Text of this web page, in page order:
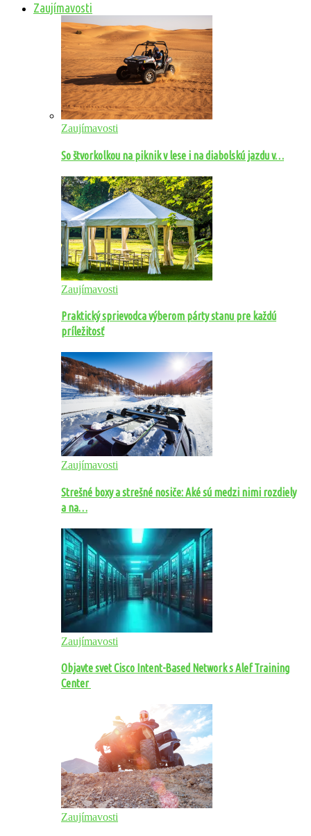
Zaujímavosti
Zaujímavosti
So štvorkolkou na piknik v lese i na diabolskú jazdu v…
Zaujímavosti
Praktický sprievodca výberom párty stanu pre každú
príležitosť
Zaujímavosti
Strešné boxy a strešné nosiče: Aké sú medzi nimi rozdiely
a na…
Zaujímavosti
Objavte svet Cisco Intent-Based Network s Alef Training
Center
Zaujímavosti